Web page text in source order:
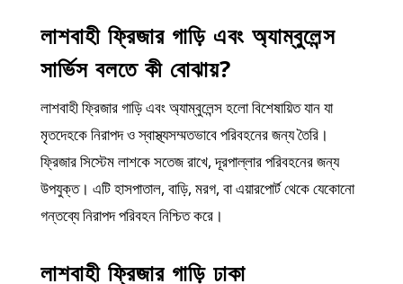
লাশবাহী ফ্রিজার গাড়ি এবং অ্যাম্বুলেন্স
সার্ভিস বলতে কী বোঝায়?
লাশবাহী ফ্রিজার গাড়ি এবং অ্যাম্বুলেন্স হলো বিশেষায়িত যান যা
মৃতদেহকে নিরাপদ ও স্বাস্থ্যসম্মতভাবে পরিবহনের জন্য তৈরি।
ফ্রিজার সিস্টেম লাশকে সতেজ রাখে, দূরপাল্লার পরিবহনের জন্য
উপযুক্ত। এটি হাসপাতাল, বাড়ি, মরগ, বা এয়ারপোর্ট থেকে যেকোনো
গন্তব্যে নিরাপদ পরিবহন নিশ্চিত করে।
লাশবাহী ফ্রিজার গাড়ি ঢাকা